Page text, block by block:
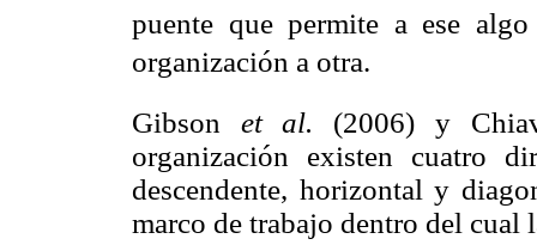
puente que permite a ese
organización a otra.
Gibson et al. (2006) y
organización existen cuatro
descendente, horizontal y
marco de trabajo dentro del cual